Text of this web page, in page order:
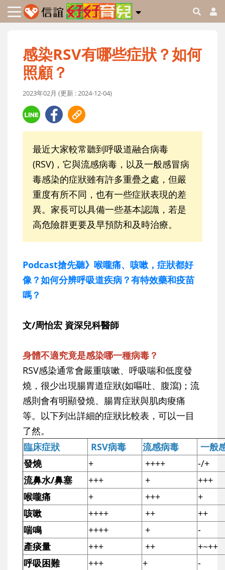
感染RSV有哪些症狀？如何
照顧？
2023年02月 (更新 : 2024-12-04)
最近大家較常聽到呼吸道融合病毒
(RSV)，它與流感病毒，以及一般感冒病
毒感染的症狀雖有許多重疊之處，但嚴
重度有所不同，也有一些症狀表現的差
異。家長可以具備一些基本認識，若是
高危險群更要及早預防和及時治療。
Podcast搶先聽》喉嚨痛、咳嗽，症狀都好
像？如何分辨呼吸道疾病？有特效藥和疫苗
嗎？
文/周怡宏 資深兒科醫師
身體不適究竟是感染哪一種病毒？
RSV感染通常會嚴重咳嗽、呼吸喘和低度發
燒，很少出現腸胃道症狀(如嘔吐、腹瀉)；流
感則會有明顯發燒、腸胃症狀與肌肉痠痛
等。以下列出詳細的症狀比較表，可以一目
了然。
臨床症狀
RSV病毒 流感病毒
一般
發燒
+ ++++
-/+
流鼻水/鼻塞
+++ +
+++
喉嚨痛
+ +++
+
咳嗽
++++ ++
++
喘鳴
++++ +
-
產痰量
+++ ++
+~++
呼吸困難
+++ +
-